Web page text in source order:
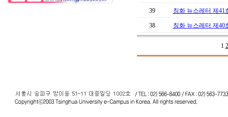
39 칭화 뉴스레터 제41
38 칭화 뉴스레터 제40
1